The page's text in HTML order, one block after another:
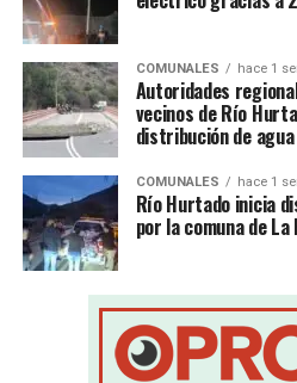
COMUNALES hace 1
Autoridades
vecinos de Río
distribución de agua
COMUNALES hace 1
Río Hurtado inicia
por la comuna de